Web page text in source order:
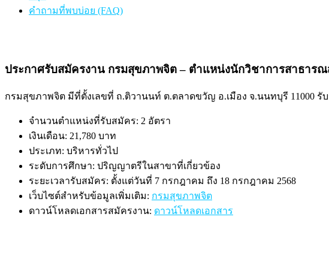
คำถามที่พบบ่อย (FAQ)
ประกาศรับสมัครงาน กรมสุขภาพจิต – ตำแหน่งนักวิชาการสาธาร
กรมสุขภาพจิต มีที่ตั้งเลขที่ ถ.ติวานนท์ ต.ตลาดขวัญ อ.เมือง จ.นนทบุรี 11000
จำนวนตำแหน่งที่รับสมัคร: 2 อัตรา
เงินเดือน: 21,780 บาท
ประเภท: บริหารทั่วไป
ระดับการศึกษา: ปริญญาตรีในสาขาที่เกี่ยวข้อง
ระยะเวลารับสมัคร: ตั้งแต่วันที่ 7 กรกฎาคม ถึง 18 กรกฎาคม 2568
เว็บไซต์สำหรับข้อมูลเพิ่มเติม: กรมสุขภาพจิต
ดาวน์โหลดเอกสารสมัครงาน: ดาวน์โหลดเอกสาร